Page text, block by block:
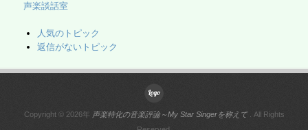
声楽談話室
人気のトピック
返信がないトピック
Copyright © 2026年 声楽特化の音楽評論～My Star Singerを称えて. All Rights